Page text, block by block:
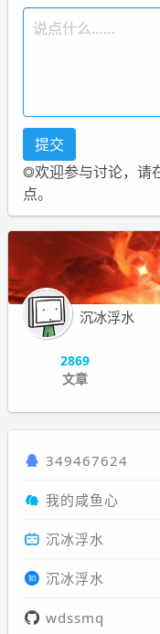
◎欢迎参与讨论，请
点。
沉冰浮水
2869
文章
349467624
我的咸鱼心
沉冰浮水
沉冰浮水
wdssmq